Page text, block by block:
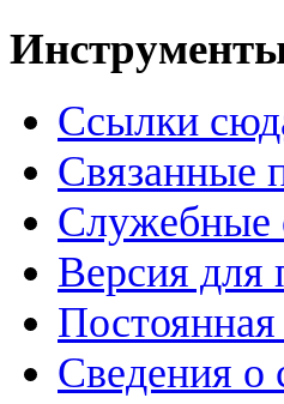
Ссылки
Связанные
Служебные
Версия для
Сведения о